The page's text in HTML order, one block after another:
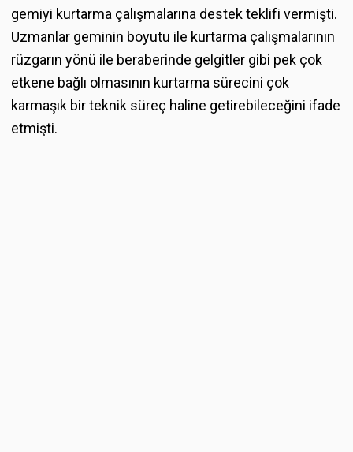
gemiyi kurtarma çalışmalarına destek teklifi vermişti.
Uzmanlar geminin boyutu ile kurtarma çalışmalarının
rüzgarın yönü ile beraberinde gelgitler gibi pek çok
etkene bağlı olmasının kurtarma sürecini çok
karmaşık bir teknik süreç haline getirebileceğini ifade
etmişti.